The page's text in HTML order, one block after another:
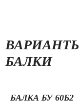
БАЛКИ
БАЛКА БУ 60Б2